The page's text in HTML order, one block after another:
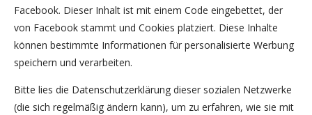
Facebook. Dieser Inhalt ist mit einem Code eingebettet, der
von Facebook stammt und Cookies platziert. Diese Inhalte
können bestimmte Informationen für personalisierte Werbung
speichern und verarbeiten.
Bitte lies die Datenschutzerklärung dieser sozialen Netzwerke
(die sich regelmäßig ändern kann), um zu erfahren, wie sie mit